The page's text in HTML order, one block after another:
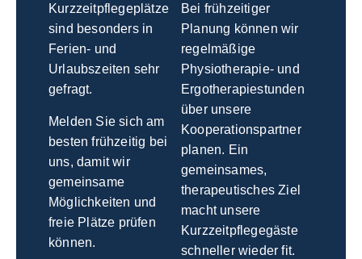
Kurzzeitpflegeplätze
sind besonders in
Ferien- und
Urlaubszeiten sehr
gefragt.
Melden Sie sich am
besten frühzeitig bei
uns, damit wir
gemeinsame
Möglichkeiten und
freie Plätze prüfen
können.
Bei frühzeitiger
Planung können wir
regelmäßige
Physiotherapie- und
Ergotherapiestunden
über unsere
Kooperationspartner
planen. Ein
gemeinsames,
therapeutisches Ziel
macht unsere
Kurzzeitpflegegäste
schneller wieder fit.